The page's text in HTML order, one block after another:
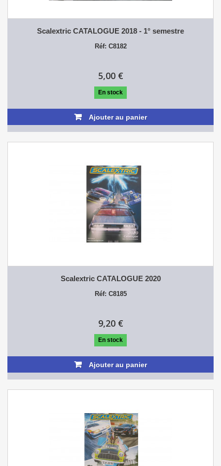
Scalextric CATALOGUE 2018 - 1° semestre
Réf: C8182
5,00 €
En stock
Ajouter au panier
Scalextric CATALOGUE 2020
Réf: C8185
9,20 €
En stock
Ajouter au panier